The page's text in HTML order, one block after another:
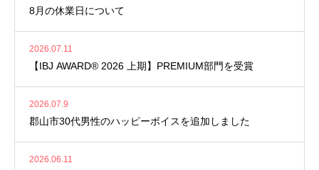
8月の休業日について
2026.07.11
【IBJ AWARD® 2026 上期】PREMIUM部門を受賞
2026.07.9
郡山市30代男性のハッピーボイスを追加しました
2026.06.11